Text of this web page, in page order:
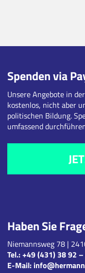
Haben Sie
Niemannsweg 78 |
Tel.:+49 (431) 38 92
E-Mail:
Spenden via
Unsere Angebote in
kostenlos, nicht aber
politischen Bildung.
umfassend